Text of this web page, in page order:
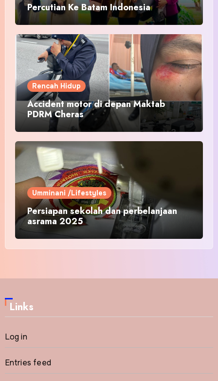
Percutian Ke Batam Indonesia
Rencah Hidup
Accident motor di depan Maktab
PDRM Cheras
Umminani /Lifestyles
Persiapan sekolah dan perbelanjaan
asrama 2025
Links
Log in
Entries feed